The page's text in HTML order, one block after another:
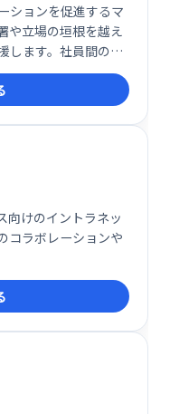
ションを促進するマ
や立場の垣根を越え
します。社員間の連
レッジの蓄積に貢献
全体のエンゲージメ
向けのイントラネッ
コラボレーションや